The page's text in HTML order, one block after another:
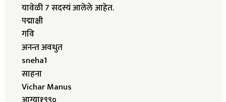
यावेळी 7 सदस्यं आलेले आहेत.
पद्माक्षी
गवि
अनन्त अवधुत
sneha1
साहना
Vichar Manus